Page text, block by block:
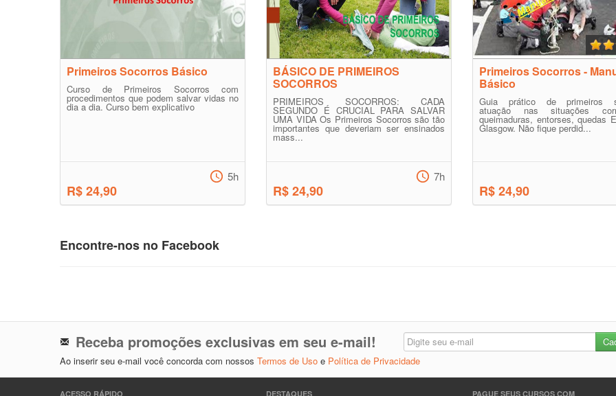
Primeiros Socorros Básico
Curso de Primeiros Socorros com
procedimentos que podem salvar vidas no
dia a dia. Curso bem explicativo
R$ 24,90
5h
BÁSICO DE PRIMEIROS
SOCORROS
PRIMEIROS SOCORROS: CADA
SEGUNDO É CRUCIAL PARA SALVAR
UMA VIDA Os Primeiros Socorros são tão
importantes que deveriam ser ensinados
mass...
R$ 24,90
7h
Primeiros Socorros -
Básico
Guia prático de primeiros
atuação nas situações
queimaduras, entorses, quedas
Glasgow. Não fique perdid...
R$ 24,90
Encontre-nos no Facebook
Receba promoções exclusivas em seu e-mail!
Ao inserir seu e-mail você concorda com nossos Termos de Uso e Política de Privacidade
ACESSO RÁPIDO DESTAQUES PAGUE SEUS CURSOS COM